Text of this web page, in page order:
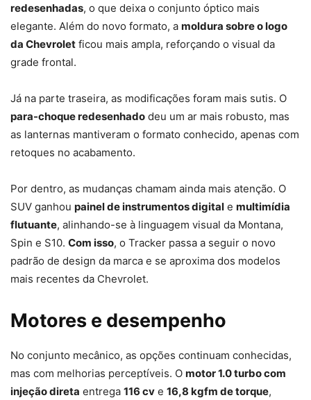
redesenhadas, o que deixa o conjunto óptico mais
elegante. Além do novo formato, a moldura sobre o logo
da Chevrolet ficou mais ampla, reforçando o visual da
grade frontal.
Já na parte traseira, as modificações foram mais sutis. O
para-choque redesenhado deu um ar mais robusto, mas
as lanternas mantiveram o formato conhecido, apenas com
retoques no acabamento.
Por dentro, as mudanças chamam ainda mais atenção. O
SUV ganhou painel de instrumentos digital e multimídia
flutuante, alinhando-se à linguagem visual da Montana,
Spin e S10. Com isso, o Tracker passa a seguir o novo
padrão de design da marca e se aproxima dos modelos
mais recentes da Chevrolet.
Motores e desempenho
No conjunto mecânico, as opções continuam conhecidas,
mas com melhorias perceptíveis. O motor 1.0 turbo com
injeção direta entrega 116 cv e 16,8 kgfm de torque,